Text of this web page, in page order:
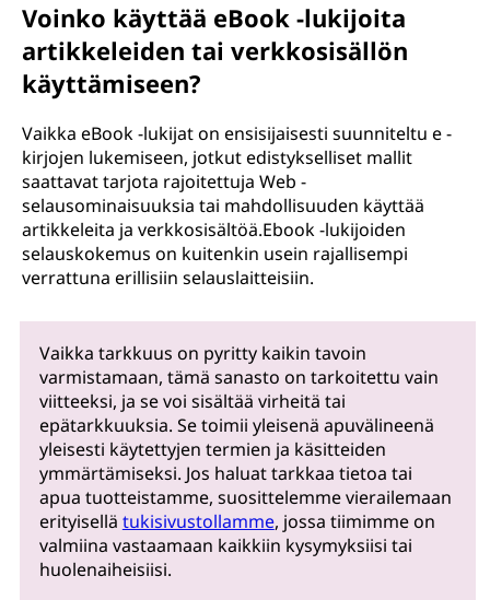
Voinko käyttää eBook -lukijoita
artikkeleiden tai verkkosisällön
käyttämiseen?
Vaikka eBook -lukijat on ensisijaisesti suunniteltu e -
kirjojen lukemiseen, jotkut edistykselliset mallit
saattavat tarjota rajoitettuja Web -
selausominaisuuksia tai mahdollisuuden käyttää
artikkeleita ja verkkosisältöä.Ebook -lukijoiden
selauskokemus on kuitenkin usein rajallisempi
verrattuna erillisiin selauslaitteisiin.
Vaikka tarkkuus on pyritty kaikin tavoin
varmistamaan, tämä sanasto on tarkoitettu vain
viitteeksi, ja se voi sisältää virheitä tai
epätarkkuuksia. Se toimii yleisenä apuvälineenä
yleisesti käytettyjen termien ja käsitteiden
ymmärtämiseksi. Jos haluat tarkkaa tietoa tai
apua tuotteistamme, suosittelemme vierailemaan
erityisellä tukisivustollamme, jossa tiimimme on
valmiina vastaamaan kaikkiin kysymyksiisi tai
huolenaiheisiisi.